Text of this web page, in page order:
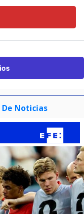
De Noticias